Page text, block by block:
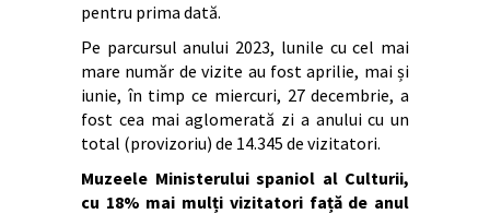
pentru prima dată.
Pe parcursul anului 2023, lunile cu cel mai
mare număr de vizite au fost aprilie, mai și
iunie, în timp ce miercuri, 27 decembrie, a
fost cea mai aglomerată zi a anului cu un
total (provizoriu) de 14.345 de vizitatori.
Muzeele Ministerului spaniol al Culturii,
cu 18% mai mulți vizitatori față de anul